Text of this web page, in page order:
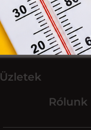
Üzletek
Rólunk